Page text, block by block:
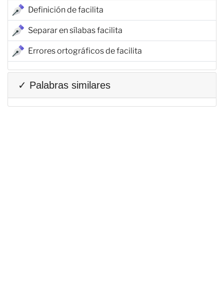
Definición de facilita
Separar en sílabas facilita
Errores ortográficos de facilita
✓ Palabras similares